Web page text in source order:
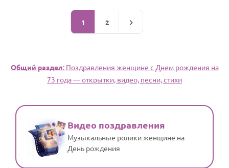
1 2
Общий раздел: Поздравления женщине c Днем рождения на
73 года — открытки, видео, песни, стихи
Видео поздравления
Музыкальные ролики женщине на
День рождения